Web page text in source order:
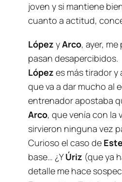
joven y si mantiene
cuanto a actitud,
López yArco, ayer,
pasan desapercibidos.
López es más tirador
que va a dar mucho al
entrenador apostaba
Arco, que venía con la
sirvieron ninguna vez
Curioso el caso de
base… ¿YÚriz (que ya
detalle me hace